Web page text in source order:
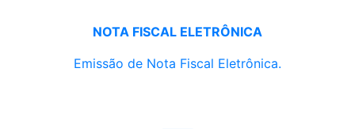
NOTA FISCAL ELETRÔNICA
Emissão de Nota Fiscal Eletrônica.